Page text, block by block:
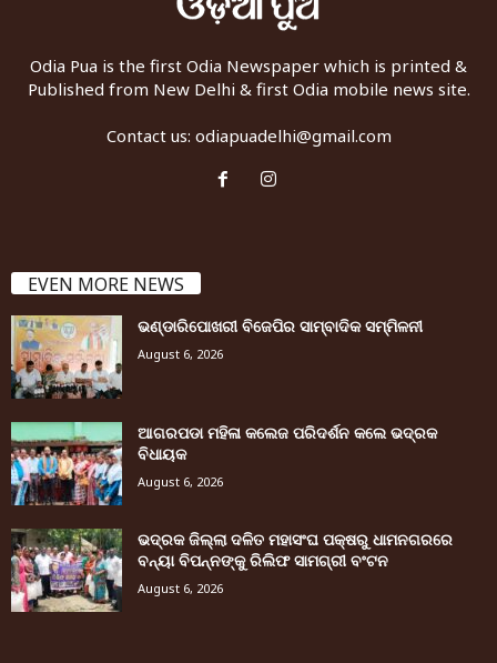
Odia Pua is the first Odia Newspaper which is printed &
Published from New Delhi & first Odia mobile news site.
Contact us: odiapuadelhi@gmail.com
EVEN MORE NEWS
ଭଣ୍ଡାରିପୋଖରୀ ବିଜେପିର ସାମ୍ବାଦିକ ସମ୍ମିଳନୀ
August 6, 2026
ଆଗରପଡା ମହିଳା କଲେଜ ପରିଦର୍ଶନ କଲେ ଭଦ୍ରକ
ବିଧାୟକ
August 6, 2026
ଭଦ୍ରକ ଜିଲ୍ଲା ଦଳିତ ମହାସଂଘ ପକ୍ଷରୁ ଧାମନଗରରେ
ବନ୍ୟା ବିପନ୍ନଙ୍କୁ ରିଲିଫ ସାମଗ୍ରୀ ବଂଟନ
August 6, 2026